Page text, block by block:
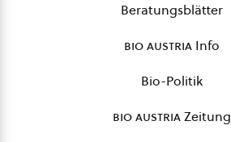
Beratungsblätter
bio austria Info
Bio-Politik
bio austriaZeitung